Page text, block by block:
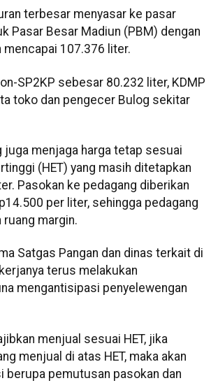
terbesar menyasar ke pasar
Pasar Besar Madiun (PBM) dengan
mencapai 107.376 liter.
SP2KP sebesar 80.232 liter, KDMP
toko dan pengecer Bulog sekitar
juga menjaga harga tetap sesuai
(HET) yang masih ditetapkan
Pasokan ke pedagang diberikan
per liter, sehingga pedagang
margin.
Satgas Pangan dan dinas terkait di
terus melakukan
mengantisipasi penyelewengan
menjual sesuai HET, jika
menjual di atas HET, maka akan
berupa pemutusan pasokan dan